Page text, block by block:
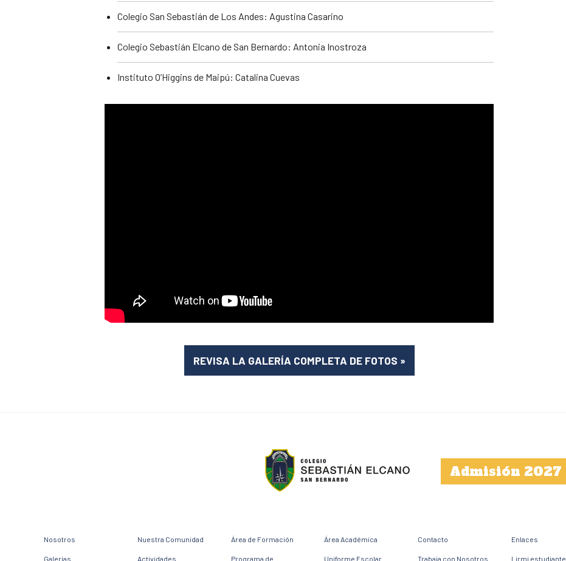
Colegio San Sebastián de Los Andes: Agustina Casarino
Colegio Sebastián Elcano de San Bernardo: Antonia Inostroza
Instituto O’Higgins de Maipú: Catalina Cuevas
REVISA LA GALERÍA COMPLETA DE FOTOS »
Admisión 2027
Nosotros
Galerías
Nuestra Comunidad
Actividades
Área de Formación
Programa de
Área Académica
Uniforme Escolar
Contacto
Trabaja con Nosotros
Enlaces
Lirmi estudiante